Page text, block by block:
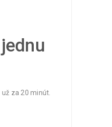
za 20 minút.